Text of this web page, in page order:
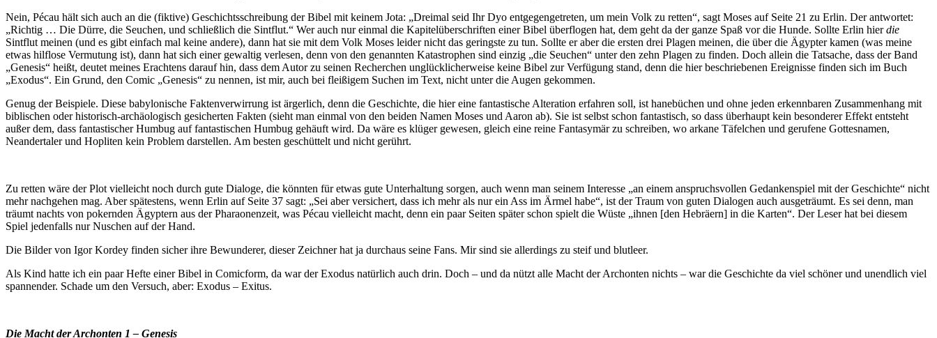
Nein, Pécau hält sich auch an die (fiktive) Geschichtsschreibung der Bibel mit keinem Jota: „Dreimal seid Ihr Dyo entgegengetreten, um mein Volk zu retten“, sagt Moses auf Seite 21 zu Erlin. Der antwortet:
„Richtig … Die Dürre, die Seuchen, und schließlich die Sintflut.“ Wer auch nur einmal die Kapitelüberschriften einer Bibel überflogen hat, dem geht da der ganze Spaß vor die Hunde. Sollte Erlin hierdie
Sintflut meinen (und es gibt einfach mal keine andere), dann hat sie mit dem Volk Moses leider nicht das geringste zu tun. Sollte er aber die ersten drei Plagen meinen, die über die Ägypter kamen (was meine
etwas hilflose Vermutung ist), dann hat sich einer gewaltig verlesen, denn von den genannten Katastrophen sind einzig „die Seuchen“ unter den zehn Plagen zu finden. Doch allein die Tatsache, dass der Band
„Genesis“ heißt, deutet meines Erachtens darauf hin, dass dem Autor zu seinen Recherchen unglücklicherweise keine Bibel zur Verfügung stand, denn die hier beschriebenen Ereignisse finden sich im Buch
„Exodus“. Ein Grund, den Comic „Genesis“ zu nennen, ist mir, auch bei fleißigem Suchen im Text, nicht unter die Augen gekommen.
Genug der Beispiele. Diese babylonische Faktenverwirrung ist ärgerlich, denn die Geschichte, die hier eine fantastische Alteration erfahren soll, ist hanebüchen und ohne jeden erkennbaren Zusammenhang mit
biblischen oder historisch-archäologisch gesicherten Fakten (sieht man einmal von den beiden Namen Moses und Aaron ab). Sie ist selbst schon fantastisch, so dass überhaupt kein besonderer Effekt entsteht
außer dem, dass fantastischer Humbug auf fantastischen Humbug gehäuft wird. Da wäre es klüger gewesen, gleich eine reine Fantasymär zu schreiben, wo arkane Täfelchen und gerufene Gottesnamen,
Neandertaler und Hopliten kein Problem darstellen. Am besten geschüttelt und nicht gerührt.
Zu retten wäre der Plot vielleicht noch durch gute Dialoge, die könnten für etwas gute Unterhaltung sorgen, auch wenn man seinem Interesse „an einem anspruchsvollen Gedankenspiel mit der Geschichte“ nicht
mehr nachgehen mag. Aber spätestens, wenn Erlin auf Seite 37 sagt: „Sei aber versichert, dass ich mehr als nur ein Ass im Ärmel habe“, ist der Traum von guten Dialogen auch ausgeträumt. Es sei denn, man
träumt nachts von pokernden Ägyptern aus der Pharaonenzeit, was Pécau vielleicht macht, denn ein paar Seiten später schon spielt die Wüste „ihnen [den Hebräern] in die Karten“. Der Leser hat bei diesem
Spiel jedenfalls nur Nuschen auf der Hand.
Die Bilder von Igor Kordey finden sicher ihre Bewunderer, dieser Zeichner hat ja durchaus seine Fans. Mir sind sie allerdings zu steif und blutleer.
Als Kind hatte ich ein paar Hefte einer Bibel in Comicform, da war der Exodus natürlich auch drin. Doch – und da nützt alle Macht der Archonten nichts – war die Geschichte da viel schöner und unendlich viel
spannender. Schade um den Versuch, aber: Exodus – Exitus.
Die Macht der Archonten 1 – Genesis